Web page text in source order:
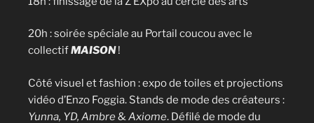
20h : soirée spéciale au Portail coucou avec le
collectifMAISON!
Côté visuel et fashion : expo de toiles et projections
vidéo d’Enzo Foggia. Stands de mode des créateurs :
Yunna, YD, Ambre&Axiome. Défilé de mode du